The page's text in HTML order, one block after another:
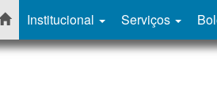
Institucional Serviços